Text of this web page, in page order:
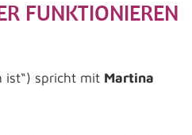
FUNKTIONIEREN
ist“) spricht mit Martina